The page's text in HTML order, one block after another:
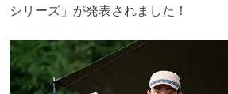
シリーズ」が発表されました！